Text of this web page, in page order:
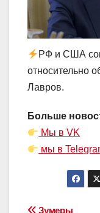
РФ и США
относительно
Лавров.
Больше
Мы в VK
мы в
Зумеры